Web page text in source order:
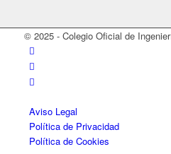
© 2025 - Colegio Oficial de
Aviso Legal
Política de Privacidad
Política de Cookies